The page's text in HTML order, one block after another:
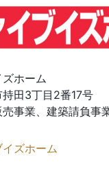
ホーム
田3丁目2番17号
事業、建築請負事
ズホーム